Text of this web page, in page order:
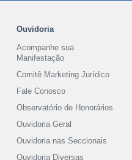
Ouvidoria
Acompanhe sua
Manifestação
Comitê Marketing Jurídico
Fale Conosco
Observatório de Honorários
Ouvidoria Geral
Ouvidoria nas Seccionais
Ouvidoria Diversas